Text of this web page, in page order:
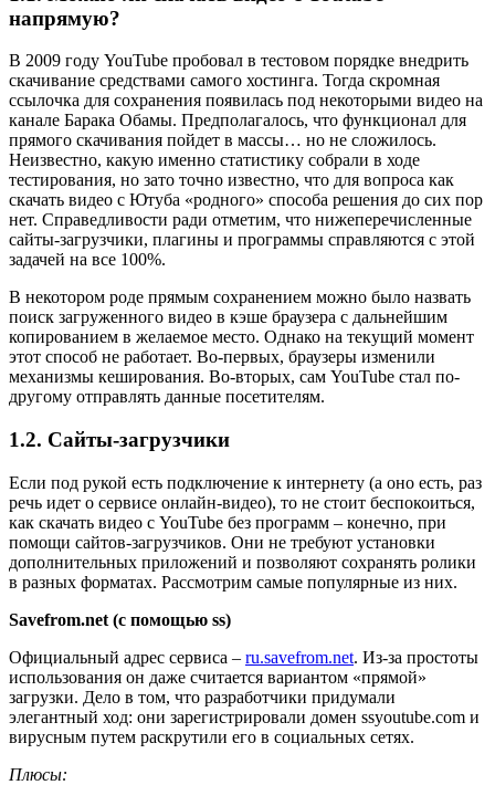
напрямую?
В 2009 году YouTube пробовал в тестовом порядке внедрить
скачивание средствами самого хостинга. Тогда скромная
ссылочка для сохранения появилась под некоторыми видео на
канале Барака Обамы. Предполагалось, что функционал для
прямого скачивания пойдет в массы… но не сложилось.
Неизвестно, какую именно статистику собрали в ходе
тестирования, но зато точно известно, что для вопроса как
скачать видео с Ютуба «родного» способа решения до сих пор
нет. Справедливости ради отметим, что нижеперечисленные
сайты-загрузчики, плагины и программы справляются с этой
задачей на все 100%.
В некотором роде прямым сохранением можно было назвать
поиск загруженного видео в кэше браузера с дальнейшим
копированием в желаемое место. Однако на текущий момент
этот способ не работает. Во-первых, браузеры изменили
механизмы кеширования. Во-вторых, сам YouTube стал по-
другому отправлять данные посетителям.
1.2. Сайты-загрузчики
Если под рукой есть подключение к интернету (а оно есть, раз
речь идет о сервисе онлайн-видео), то не стоит беспокоиться,
как скачать видео с YouTube без программ – конечно, при
помощи сайтов-загрузчиков. Они не требуют установки
дополнительных приложений и позволяют сохранять ролики
в разных форматах. Рассмотрим самые популярные из них.
Savefrom.net (с помощью ss)
Официальный адрес сервиса – ru.savefrom.net. Из-за простоты
использования он даже считается вариантом «прямой»
загрузки. Дело в том, что разработчики придумали
элегантный ход: они зарегистрировали домен ssyoutube.com и
вирусным путем раскрутили его в социальных сетях.
Плюсы: